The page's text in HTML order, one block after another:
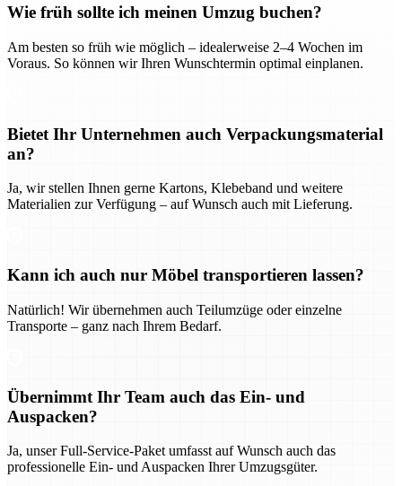
Wie früh sollte ich meinen Umzug buchen?
Am besten so früh wie möglich – idealerweise 2–4 Wochen im
Voraus. So können wir Ihren Wunschtermin optimal einplanen.
Bietet Ihr Unternehmen auch Verpackungsmaterial
an?
Ja, wir stellen Ihnen gerne Kartons, Klebeband und weitere
Materialien zur Verfügung – auf Wunsch auch mit Lieferung.
Kann ich auch nur Möbel transportieren lassen?
Natürlich! Wir übernehmen auch Teilumzüge oder einzelne
Transporte – ganz nach Ihrem Bedarf.
Übernimmt Ihr Team auch das Ein- und
Auspacken?
Ja, unser Full-Service-Paket umfasst auf Wunsch auch das
professionelle Ein- und Auspacken Ihrer Umzugsgüter.